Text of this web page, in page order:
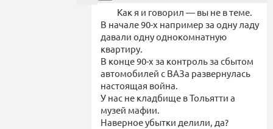
Как я и говорил — вы не в теме.
В начале 90-х например за одну ладу
давали одну однокомнатную
квартиру.
В конце 90-х за контроль за сбытом
автомобилей с ВАЗа развернулась
настоящая война.
У нас не кладбище в Тольятти а
музей мафии.
Наверное убытки делили, да?